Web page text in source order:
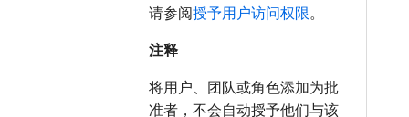
请参阅授予用户访问权限。
注释
将用户、团队或角色添加为批
准者，不会自动授予他们与该